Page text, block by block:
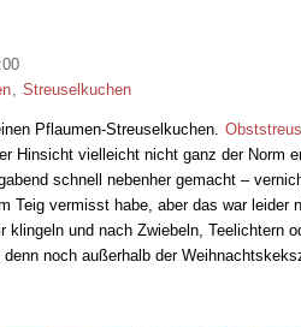
Streuselkuchen
Pflaumen-Streuselkuchen.
Hinsicht vielleicht nicht ganz der Norm
schnell nebenher gemacht –
Teig vermisst habe, aber das war
klingeln und nach Zwiebeln, Teelichtern
noch außerhalb der